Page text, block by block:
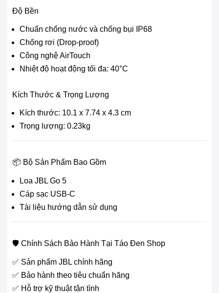
Độ Bền
Chuẩn chống nước và chống bụi IP68
Chống rơi (Drop-proof)
Công nghệ AirTouch
Nhiệt độ hoạt động tối đa: 40°C
Kích Thước & Trọng Lượng
Kích thước: 10.1 x 7.74 x 4.3 cm
Trọng lượng: 0.23kg
📦 Bộ Sản Phẩm Bao Gồm
Loa JBL Go 5
Cáp sạc USB-C
Tài liệu hướng dẫn sử dụng
🛡️ Chính Sách Bảo Hành Tại Táo Đen Shop
✅ Sản phẩm JBL chính hãng
✅ Bảo hành theo tiêu chuẩn hãng
✅ Hỗ trợ kỹ thuật tận tình